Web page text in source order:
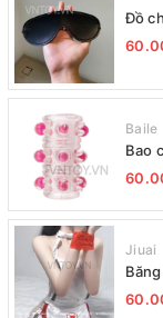
Đồ
Baile
Bao
Jiuai